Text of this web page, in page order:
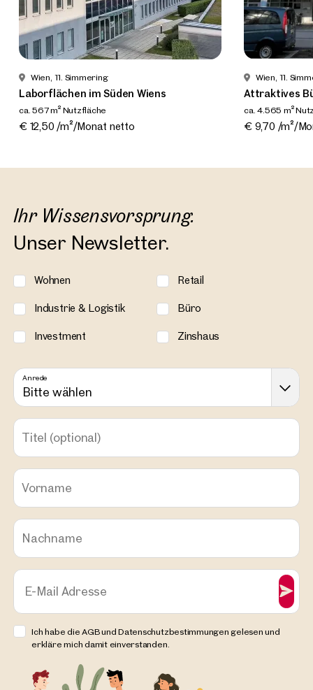
Wien, 11. Simmering
Laborflächen im Süden Wiens
ca. 567 m² Nutzfläche
Verfügbar Nach Vereinbarung
€ 12,50 /m²/Monat netto
Wien, 11.
Attraktives
ca. 4.565 m²
Verfügbar
€ 9,70 /m²/
Ihr Wissensvorsprung.
Unser Newsletter.
Wohnen Retail
Industrie & Logistik Büro
Investment Zinshaus
Anrede
Bitte wählen
Titel (optional)
Vorname
Nachname
E-Mail Adresse
Ich habe die AGB und Datenschutzbestimmungen gelesen und
erkläre mich damit einverstanden.